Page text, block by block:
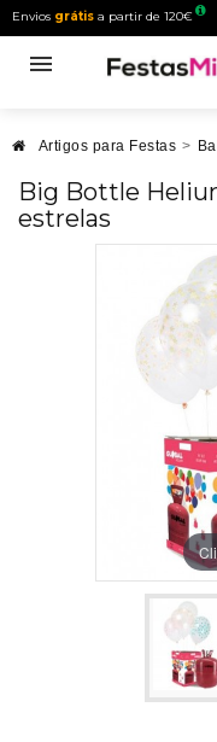
Envios grátis a partir de 120€
Artigos para Festas >
Big Bottle
estrelas